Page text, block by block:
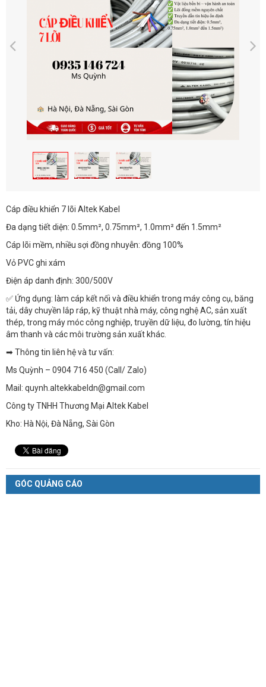
Cáp điều khiển 7 lõi Altek Kabel
Đa dạng tiết diện: 0.5mm², 0.75mm², 1.0mm² đến 1.5mm²
Cáp lõi mềm, nhiều sợi đồng nhuyễn: đồng 100%
Vỏ PVC ghi xám
Điện áp danh định: 300/500V
✅ Ứng dụng: làm cáp kết nối và điều khiển trong máy công cụ, băng
tải, dây chuyền lắp ráp, kỹ thuật nhà máy, công nghệ AC, sản xuất
thép, trong máy móc công nghiệp, truyền dữ liệu, đo lường, tín hiệu
âm thanh và các môi trường sản xuất khác.
➡ Thông tin liên hệ và tư vấn:
Ms Quỳnh – 0904 716 450 (Call/ Zalo)
Mail: quynh.altekkabeldn@gmail.com
Công ty TNHH Thương Mại Altek Kabel
Kho: Hà Nội, Đà Nẵng, Sài Gòn
GÓC QUẢNG CÁO